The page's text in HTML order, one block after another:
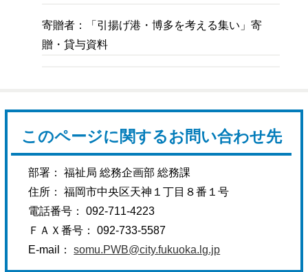
寄贈者：「引揚げ港・博多を考える集い」寄
贈・貸与資料
このページに関するお問い合わせ先
部署： 福祉局 総務企画部 総務課
住所： 福岡市中央区天神１丁目８番１号
電話番号： 092-711-4223
ＦＡＸ番号： 092-733-5587
E-mail：somu.PWB@city.fukuoka.lg.jp